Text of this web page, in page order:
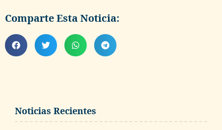
Noticias Recientes
Comparte Esta Noticia: